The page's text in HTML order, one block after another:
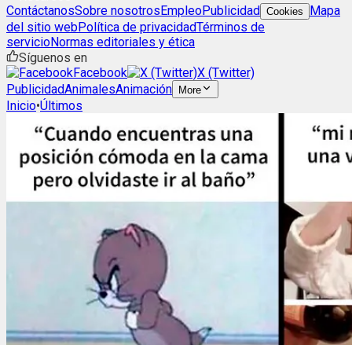
ContáctanosSobre nosotrosEmpleoPublicidad Cookies
Mapa
del sitio webPolítica de privacidadTérminos de
servicioNormas editoriales y ética
Síguenos en
Facebook
X (Twitter)
PublicidadAnimalesAnimación More
Inicio•Últimos